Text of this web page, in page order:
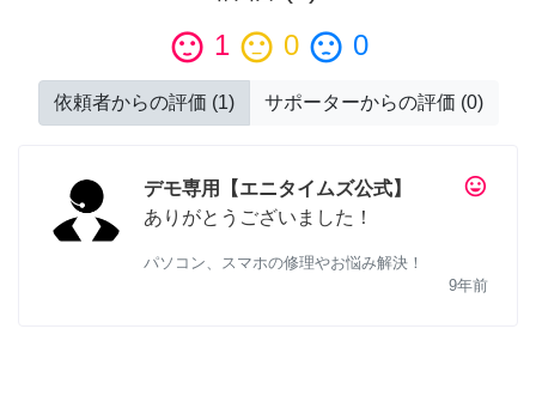
sentiment_satisfied 1 sentiment_neutral 0 sentiment_dissatisfied 0
依頼者からの評価 (1) サポーターからの評価 (0)
tag_faces
デモ専用【エニタイムズ公式】
ありがとうございました！
パソコン、スマホの修理やお悩み解決！
9年前